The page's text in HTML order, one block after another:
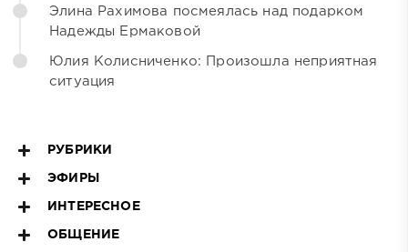
Элина Рахимова посмеялась над подарком
Надежды Ермаковой
Юлия Колисниченко: Произошла неприятная
ситуация
РУБРИКИ
ЭФИРЫ
ИНТЕРЕСНОЕ
ОБЩЕНИЕ